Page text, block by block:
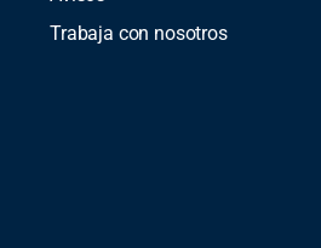
Trabaja con nosotros